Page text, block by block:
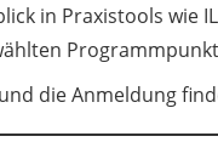
in Praxistools wie
die Anmeldung